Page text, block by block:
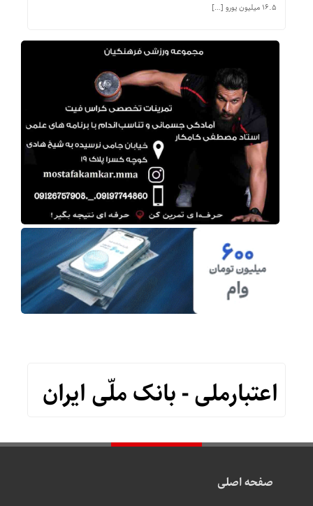
۱۶.۵ میلیون یورو […]
اعتبارملی - بانک ملّی ایران
صفحه اصلی